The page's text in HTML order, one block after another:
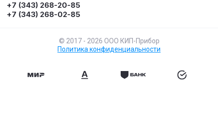
+7 (343) 268-20-85
+7 (343) 268-02-85
© 2017 - 2026 ООО КИП-Прибор
Политика конфиденциальности